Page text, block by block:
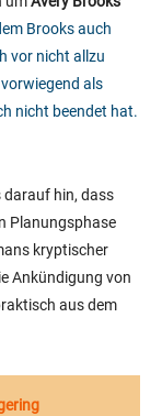
Brooks auch
vor nicht allzu
als
nicht beendet hat.
hin, dass
Planungsphase
kryptischer
Ankündigung von
aus dem